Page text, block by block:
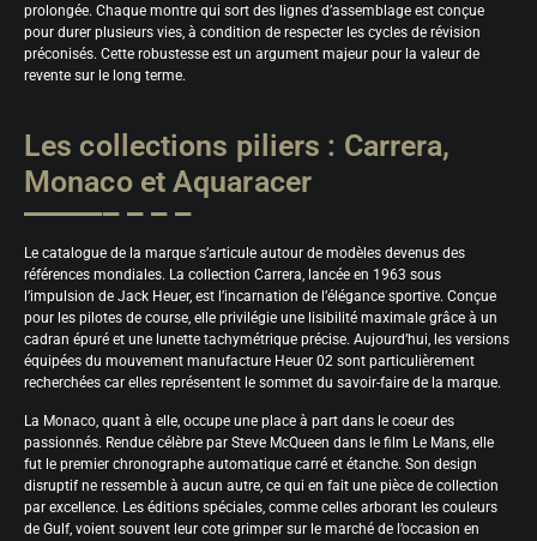
prolongée. Chaque montre qui sort des lignes d’assemblage est conçue
pour durer plusieurs vies, à condition de respecter les cycles de révision
préconisés. Cette robustesse est un argument majeur pour la valeur de
revente sur le long terme.
Les collections piliers : Carrera,
Monaco et Aquaracer
Le catalogue de la marque s’articule autour de modèles devenus des
références mondiales. La collection Carrera, lancée en 1963 sous
l’impulsion de Jack Heuer, est l’incarnation de l’élégance sportive. Conçue
pour les pilotes de course, elle privilégie une lisibilité maximale grâce à un
cadran épuré et une lunette tachymétrique précise. Aujourd’hui, les versions
équipées du mouvement manufacture Heuer 02 sont particulièrement
recherchées car elles représentent le sommet du savoir-faire de la marque.
La Monaco, quant à elle, occupe une place à part dans le coeur des
passionnés. Rendue célèbre par Steve McQueen dans le film Le Mans, elle
fut le premier chronographe automatique carré et étanche. Son design
disruptif ne ressemble à aucun autre, ce qui en fait une pièce de collection
par excellence. Les éditions spéciales, comme celles arborant les couleurs
de Gulf, voient souvent leur cote grimper sur le marché de l’occasion en